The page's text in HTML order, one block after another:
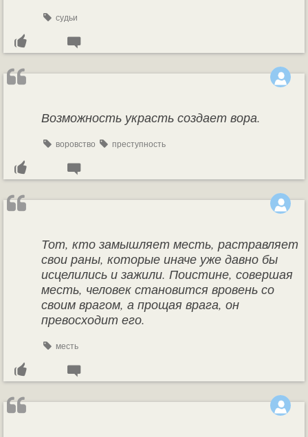
судьи
Возможность украсть создает вора.
воровство преступность
Тот, кто замышляет месть, растравляет
свои раны, которые иначе уже давно бы
исцелились и зажили. Поистине, совершая
месть, человек становится вровень со
своим врагом, а прощая врага, он
превосходит его.
месть